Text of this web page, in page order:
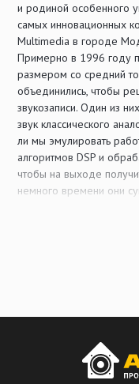
и родиной особенного
самых инновационных
Multimedia в городе
Примерно в 1996 году
размером со средний
объединились, чтобы
звукозаписи. Один из
звук классического
ли мы эмулировать
алгоритмов DSP и
чтобы на выходе
немного времени они
дороговизны. Цель IK
легендарные звуки в